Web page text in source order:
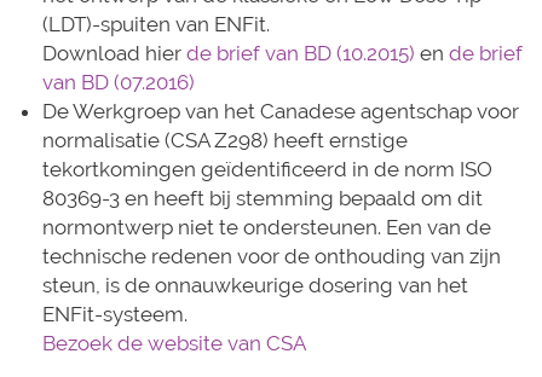
(LDT)-spuiten van ENFit.
Download hier de brief van BD (10.2015) en de brief
van BD (07.2016)
De Werkgroep van het Canadese agentschap voor
normalisatie (CSA Z298) heeft ernstige
tekortkomingen geïdentificeerd in de norm ISO
80369-3 en heeft bij stemming bepaald om dit
normontwerp niet te ondersteunen. Een van de
technische redenen voor de onthouding van zijn
steun, is de onnauwkeurige dosering van het
ENFit-systeem.
Bezoek de website van CSA